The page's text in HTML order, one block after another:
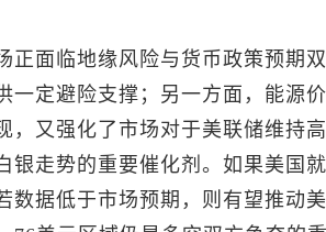
正面临地缘风险与货币政策预期
一定避险支撑；另一方面，能源
，又强化了市场对于美联储维持
银走势的重要催化剂。如果美国
数据低于市场预期，则有望推动